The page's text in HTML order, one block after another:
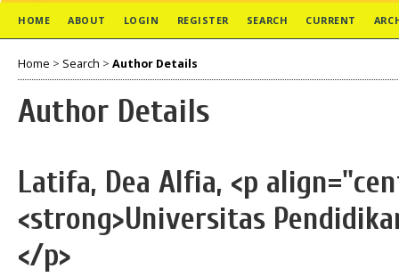
HOME ABOUT LOGIN REGISTER SEARCH CURRENT
Home > Search > Author Details
Author Details
Latifa, Dea Alfia, <p
<strong>Universitas
</p>